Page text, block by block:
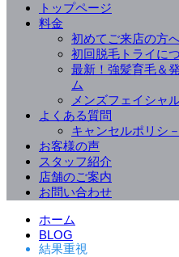
トップページ
料金
初めてご来店の方
初回脱毛トライに
最新！強髪育毛＆
ム
メンズフェイシャ
よくある質問
キャンセルポリシ－
お客様の声
スタッフ紹介
店舗のご案内
お問い合わせ
ホーム
BLOG
結果重視